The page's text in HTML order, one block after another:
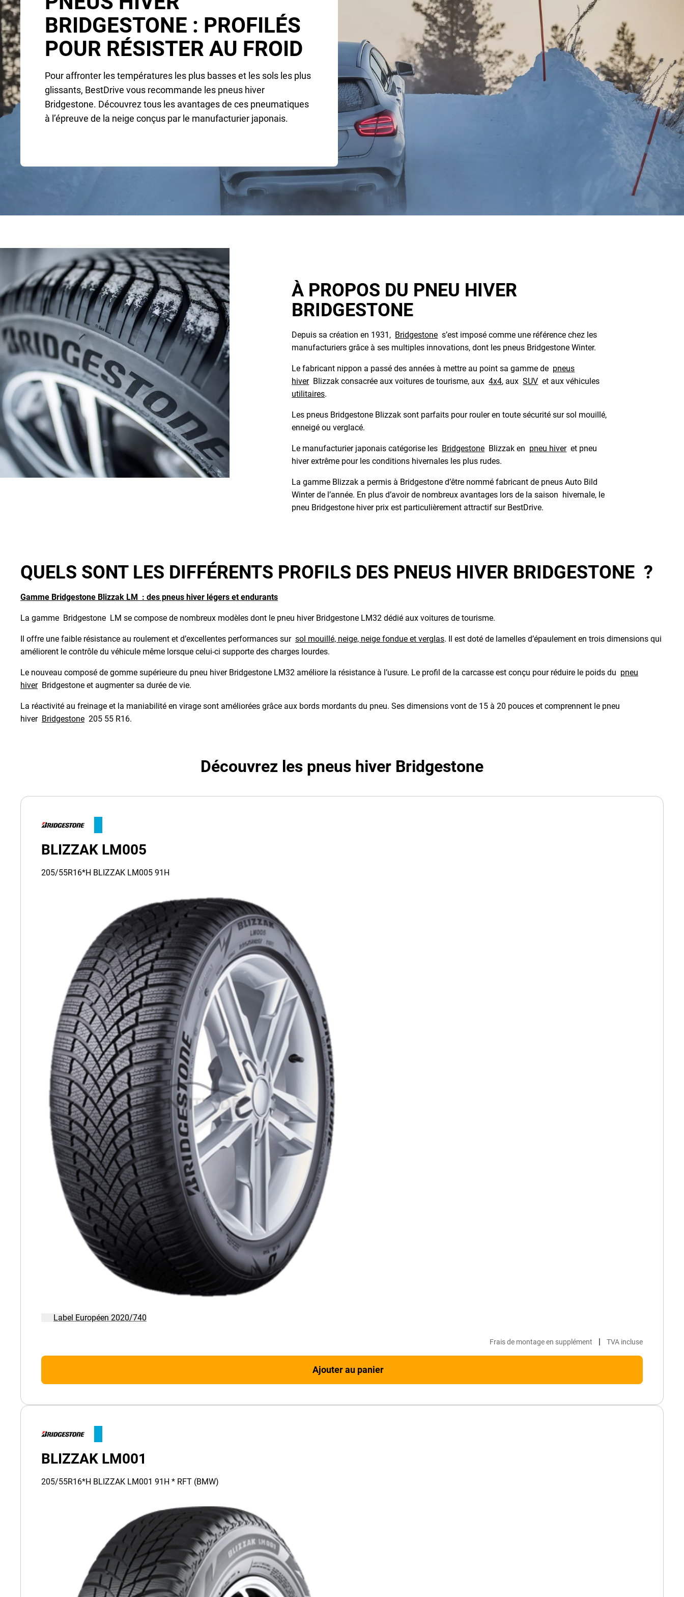
BRIDGESTONE : PROFILÉS
POUR RÉSISTER AU FROID
Pour affronter les températures les plus basses et les sols les plus
glissants, BestDrive vous recommande les pneus hiver
Bridgestone. Découvrez tous les avantages de ces pneumatiques
à l’épreuve de la neige conçus par le manufacturier japonais.
À PROPOS DU PNEU HIVER
BRIDGESTONE
Depuis sa création en 1931, Bridgestone s’est imposé comme une référence chez les
manufacturiers grâce à ses multiples innovations, dont les pneus Bridgestone Winter.
Le fabricant nippon a passé des années à mettre au point sa gamme de pneus
hiverBlizzak consacrée aux voitures de tourisme, aux4x4, auxSUV et aux véhicules
utilitaires.
Les pneus Bridgestone Blizzak sont parfaits pour rouler en toute sécurité sur sol mouillé,
enneigé ou verglacé.
Le manufacturier japonais catégorise les Bridgestone Blizzak en pneu hiveret pneu
hiver extrême pour les conditions hivernales les plus rudes.
La gamme Blizzak a permis à Bridgestone d’être nommé fabricant de pneus Auto Bild
Winter de l’année. En plus d’avoir de nombreux avantages lors de la saison hivernale, le
pneu Bridgestone hiver prix est particulièrement attractif sur BestDrive.
QUELS SONT LES DIFFÉRENTS PROFILS DES PNEUS HIVER BRIDGESTONE ?
Gamme Bridgestone Blizzak LM : des pneus hiver légers et endurants
La gamme Bridgestone LM se compose de nombreux modèles dont le pneu hiver Bridgestone LM32 dédié aux voitures de tourisme.
Il offre une faible résistance au roulement et d’excellentes performances sur sol mouillé, neige, neige fondue et verglas. Il est doté de lamelles d’épaulement en trois dimensions qui
améliorent le contrôle du véhicule même lorsque celui-ci supporte des charges lourdes.
Le nouveau composé de gomme supérieure du pneu hiver Bridgestone LM32 améliore la résistance à l’usure. Le profil de la carcasse est conçu pour réduire le poids du pneu
hiverBridgestone et augmenter sa durée de vie.
La réactivité au freinage et la maniabilité en virage sont améliorées grâce aux bords mordants du pneu. Ses dimensions vont de 15 à 20 pouces et comprennent le pneu
hiver Bridgestone 205 55 R16.
Découvrez les pneus hiver Bridgestone
BLIZZAK LM005
205/55R16*H BLIZZAK LM005 91H
Label Européen 2020/740
Frais de montage en supplément | TVA incluse
Ajouter au panier
BLIZZAK LM001
205/55R16*H BLIZZAK LM001 91H * RFT (BMW)